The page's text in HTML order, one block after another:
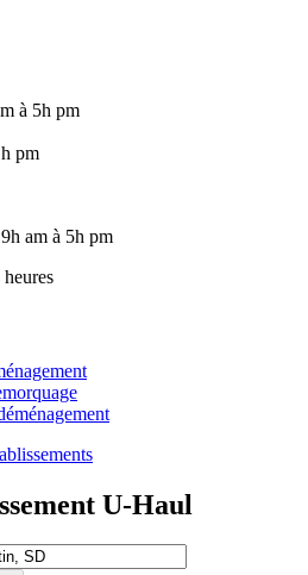
à 5h pm
pm
am à 5h pm
U-Haul